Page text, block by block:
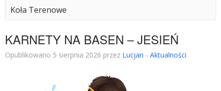
Koła Terenowe
KARNETY NA BASEN – JESIEŃ
Opublikowano 5 sierpnia 2026 przez Lucjan - Aktualności